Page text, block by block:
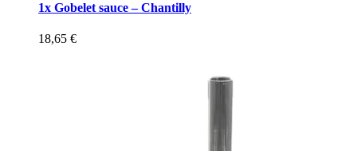
1x Gobelet sauce – Chantilly
18,65 €